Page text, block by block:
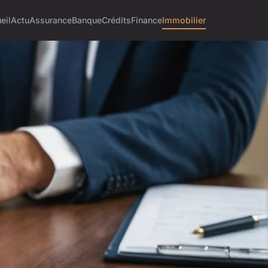
ActuAssuranceBanqueCréditsFinanceImmobilier